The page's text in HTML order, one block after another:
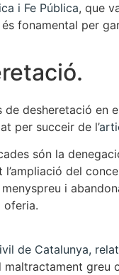
i Fe Pública, que
és fonamental per
desheretació en
per succeir de l’
són la
del
i
oferia.
de Catalunya,
greu